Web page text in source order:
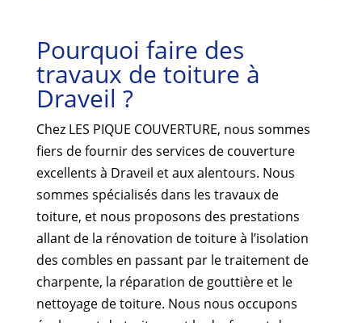
Pourquoi faire des
travaux de toiture à
Draveil ?
Chez LES PIQUE COUVERTURE, nous sommes
fiers de fournir des services de couverture
excellents à Draveil et aux alentours. Nous
sommes spécialisés dans les travaux de
toiture, et nous proposons des prestations
allant de la rénovation de toiture à l’isolation
des combles en passant par le traitement de
charpente, la réparation de gouttière et le
nettoyage de toiture. Nous nous occupons